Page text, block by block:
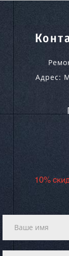
Адрес:
10%